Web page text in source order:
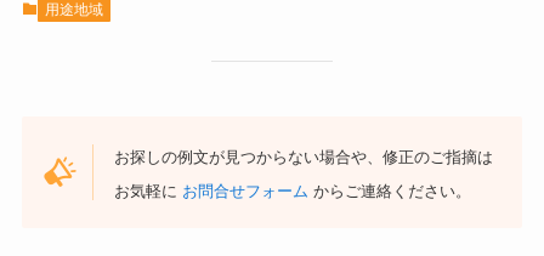
用途地域
お探しの例文が見つからない場合や、修正のご指摘は
お気軽に お問合せフォーム からご連絡ください。